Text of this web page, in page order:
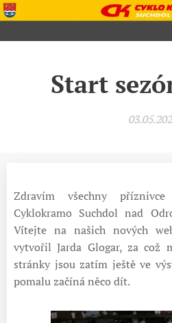
Start
Zdravím všechny
Cyklokramo Suchdol nad
Vítejte na našich nových
vytvořil Jarda Glogar, za což
stránky jsou zatím ještě ve
pomalu začíná něco dít.